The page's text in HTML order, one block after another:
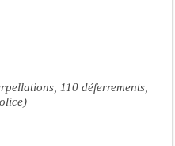
110 déferrements,